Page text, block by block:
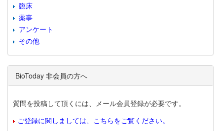
臨床
薬事
アンケート
その他
BioToday 非会員の方へ
質問を投稿して頂くには、メール会員登録が必要です。
ご登録に関しましては、こちらをご覧ください。